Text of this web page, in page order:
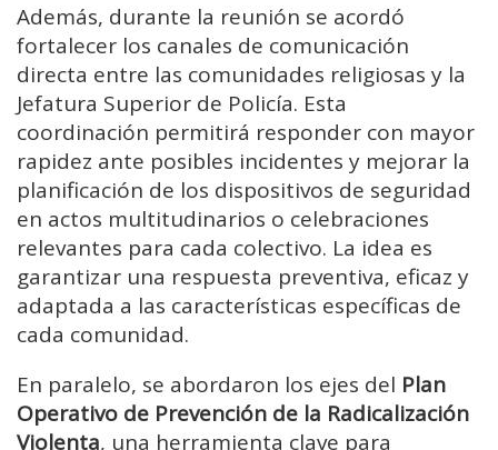
Además, durante la reunión se acordó
fortalecer los canales de comunicación
directa entre las comunidades religiosas y la
Jefatura Superior de Policía. Esta
coordinación permitirá responder con mayor
rapidez ante posibles incidentes y mejorar la
planificación de los dispositivos de seguridad
en actos multitudinarios o celebraciones
relevantes para cada colectivo. La idea es
garantizar una respuesta preventiva, eficaz y
adaptada a las características específicas de
cada comunidad.
En paralelo, se abordaron los ejes del Plan
Operativo de Prevención de la Radicalización
Violenta, una herramienta clave para